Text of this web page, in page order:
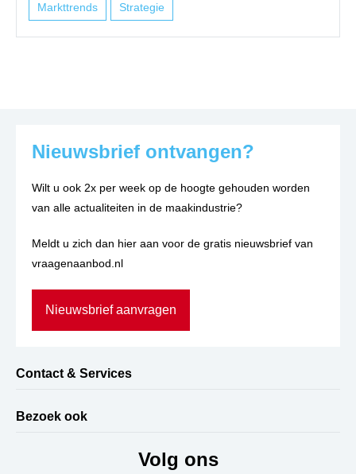
Markttrends Strategie
Nieuwsbrief ontvangen?
Wilt u ook 2x per week op de hoogte gehouden worden
van alle actualiteiten in de maakindustrie?
Meldt u zich dan hier aan voor de gratis nieuwsbrief van
vraagenaanbod.nl
Nieuwsbrief aanvragen
Contact & Services
Bezoek ook
Volg ons